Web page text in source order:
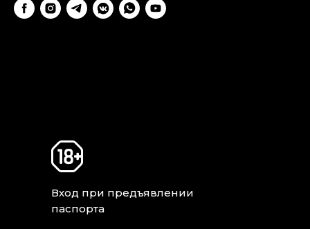
Вход при предъявлении
паспорта